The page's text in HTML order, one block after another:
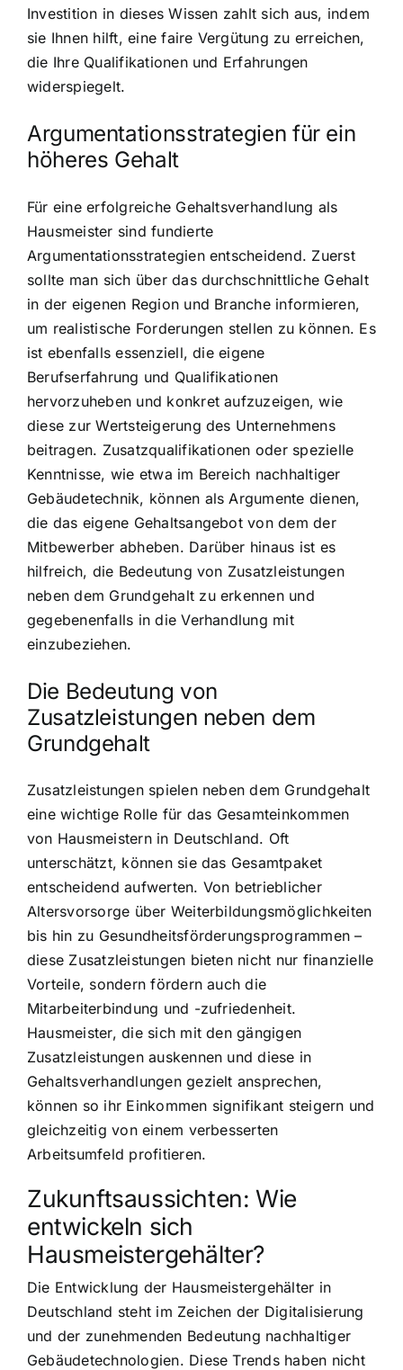
Investition in dieses Wissen zahlt sich aus, indem
sie Ihnen hilft, eine faire Vergütung zu erreichen,
die Ihre Qualifikationen und Erfahrungen
widerspiegelt.
Argumentationsstrategien für ein
höheres Gehalt
Für eine erfolgreiche Gehaltsverhandlung als
Hausmeister sind fundierte
Argumentationsstrategien entscheidend. Zuerst
sollte man sich über das durchschnittliche Gehalt
in der eigenen Region und Branche informieren,
um realistische Forderungen stellen zu können. Es
ist ebenfalls essenziell, die eigene
Berufserfahrung und Qualifikationen
hervorzuheben und konkret aufzuzeigen, wie
diese zur Wertsteigerung des Unternehmens
beitragen. Zusatzqualifikationen oder spezielle
Kenntnisse, wie etwa im Bereich nachhaltiger
Gebäudetechnik, können als Argumente dienen,
die das eigene Gehaltsangebot von dem der
Mitbewerber abheben. Darüber hinaus ist es
hilfreich, die Bedeutung von Zusatzleistungen
neben dem Grundgehalt zu erkennen und
gegebenenfalls in die Verhandlung mit
einzubeziehen.
Die Bedeutung von
Zusatzleistungen neben dem
Grundgehalt
Zusatzleistungen spielen neben dem Grundgehalt
eine wichtige Rolle für das Gesamteinkommen
von Hausmeistern in Deutschland. Oft
unterschätzt, können sie das Gesamtpaket
entscheidend aufwerten. Von betrieblicher
Altersvorsorge über Weiterbildungsmöglichkeiten
bis hin zu Gesundheitsförderungsprogrammen –
diese Zusatzleistungen bieten nicht nur finanzielle
Vorteile, sondern fördern auch die
Mitarbeiterbindung und -zufriedenheit.
Hausmeister, die sich mit den gängigen
Zusatzleistungen auskennen und diese in
Gehaltsverhandlungen gezielt ansprechen,
können so ihr Einkommen signifikant steigern und
gleichzeitig von einem verbesserten
Arbeitsumfeld profitieren.
Zukunftsaussichten: Wie
entwickeln sich
Hausmeistergehälter?
Die Entwicklung der Hausmeistergehälter in
Deutschland steht im Zeichen der Digitalisierung
und der zunehmenden Bedeutung nachhaltiger
Gebäudetechnologien. Diese Trends haben nicht